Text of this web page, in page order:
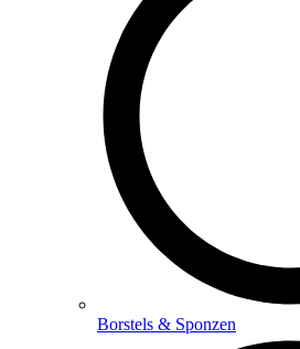
Borstels & Sponzen